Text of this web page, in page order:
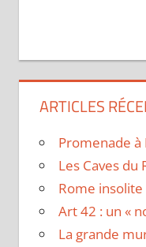
ARTICLES
Promenade
Les Caves du
Rome insolite
Art 42 : un «
La grande